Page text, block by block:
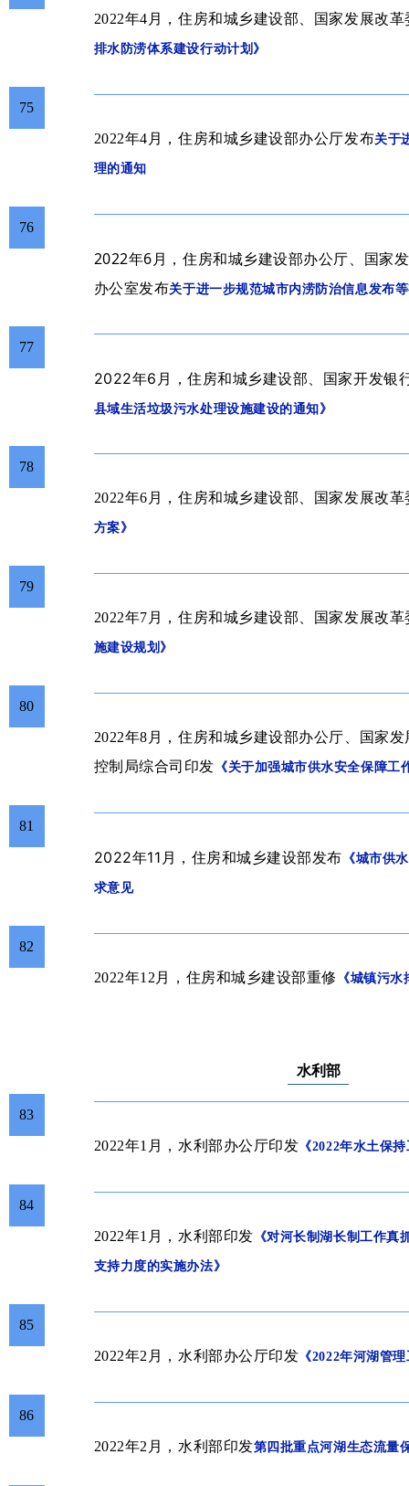
2022年4月，住房和城乡建设部、国家发展改革
排水防涝体系建设行动计划》
75
2022年4月，住房和城乡建设部办公厅发布关于
理的通知
76
2022年6月，住房和城乡建设部办公厅、国家
办公室发布关于进一步规范城市内涝防治信息发布
77
2022年6 月 ，住房和城乡建设部、国家开发银
县域生活垃圾污水处理设施建设的通知》
78
2022年6月，住房和城乡建设部、国家发展改革
方案》
79
2022年7月，住房和城乡建设部、国家发展改革
施建设规划》
80
2022年8月，住房和城乡建设部办公厅、国家
控制局综合司印发 《关于加强城市供水安全保障工
81
2022年11 月 ， 住房和城乡建设部发布 《城市供
求意见
82
2022年12月，住房和城乡建设部重修
《城镇污
水利部
83
2022年1月，水利部办公厅印发 《2022年水土保
84
2022年1月，水利部印发 《对河长制湖长制工作
支持力度的实施办法》
85
2022年2月，水利部办公厅印发 《2022年河湖管
86
2022年2月，水利部印发第四批重点河湖生态流量